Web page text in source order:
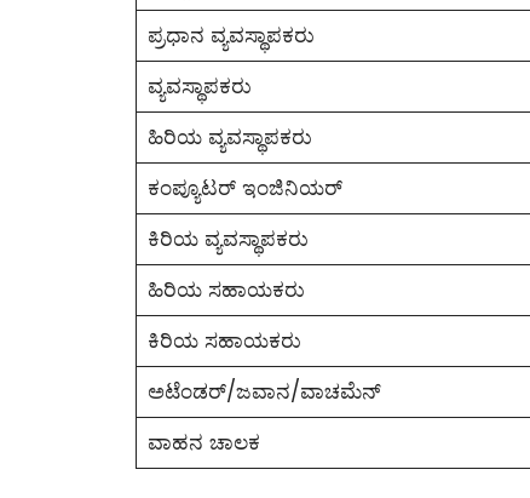
ಪ್ರಧಾನ ವ್ಯವಸ್ಥಾಪಕರು
ವ್ಯವಸ್ಥಾಪಕರು
ಹಿರಿಯ ವ್ಯವಸ್ಥಾಪಕರು
ಕಂಪ್ಯೂಟರ್ ಇಂಜಿನಿಯರ್
ಕಿರಿಯ ವ್ಯವಸ್ಥಾಪಕರು
ಹಿರಿಯ ಸಹಾಯಕರು
ಕಿರಿಯ ಸಹಾಯಕರು
ಅಟೆಂಡರ್/ಜವಾನ/ವಾಚಮೆನ್
ವಾಹನ ಚಾಲಕ